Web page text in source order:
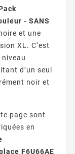
- SANS
et une
XL. C’est
d’un seul
noir et
page sont
en
F6U66AE